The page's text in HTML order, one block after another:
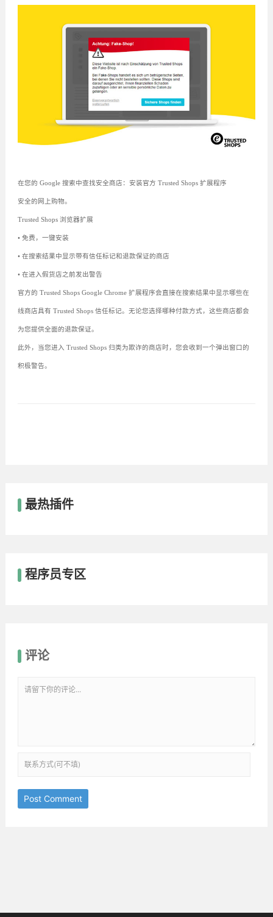
在您的 Google 搜索中查找安全商店：安装官方 Trusted Shops 扩展程序
安全的网上购物。
Trusted Shops 浏览器扩展
• 免费，一键安装
• 在搜索结果中显示带有信任标记和退款保证的商店
• 在进入假货店之前发出警告
官方的 Trusted Shops Google Chrome 扩展程序会直接在搜索结果中显示哪些在
线商店具有 Trusted Shops 信任标记。无论您选择哪种付款方式，这些商店都会
为您提供全面的退款保证。
此外，当您进入 Trusted Shops 归类为欺诈的商店时，您会收到一个弹出窗口的
积极警告。
最热插件
程序员专区
评论
Post Comment